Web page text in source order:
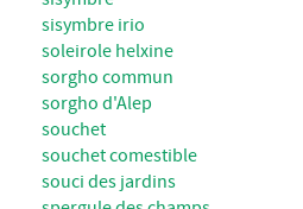
sisymbre irio
soleirole helxine
sorgho commun
sorgho d'Alep
souchet
souchet comestible
souci des jardins